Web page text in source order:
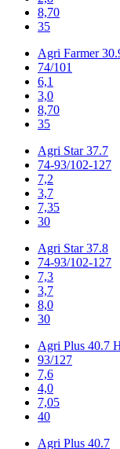
8,70
35
Agri Farmer
74/101
6,1
3,0
8,70
35
Agri Star 37.7
74-93/102-127
7,2
3,7
7,35
30
Agri Star 37.8
74-93/102-127
7,3
3,7
8,0
30
Agri Plus 40.7
93/127
7,6
4,0
7,05
40
Agri Plus 40.7